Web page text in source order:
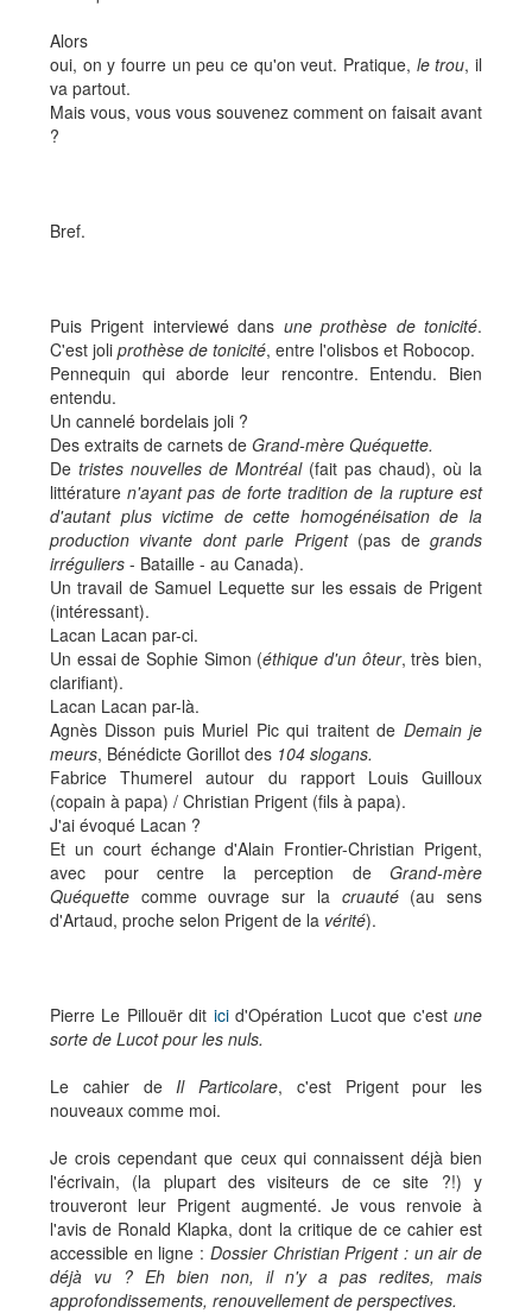
Alors
oui, on y fourre un peu ce qu'on veut. Pratique, le trou, il
va partout.
Mais vous, vous vous souvenez comment on faisait avant
?
Bref.
Puis Prigent interviewé dans une prothèse de tonicité.
C'est joli prothèse de tonicité, entre l'olisbos et Robocop.
Pennequin qui aborde leur rencontre. Entendu. Bien
entendu.
Un cannelé bordelais joli ?
Des extraits de carnets de Grand-mère Quéquette.
De tristes nouvelles de Montréal (fait pas chaud), où la
littératuren'ayant pas de forte tradition de la rupture est
d'autant plus victime de cette homogénéisation de la
production vivante dont parle Prigent (pas degrands
irréguliers - Bataille - au Canada).
Un travail de Samuel Lequette sur les essais de Prigent
(intéressant).
Lacan Lacan par-ci.
Un essai de Sophie Simon (éthique d'un ôteur, très bien,
clarifiant).
Lacan Lacan par-là.
Agnès Disson puis Muriel Pic qui traitent de Demain je
meurs, Bénédicte Gorillot des 104 slogans.
Fabrice Thumerel autour du rapport Louis Guilloux
(copain à papa) / Christian Prigent (fils à papa).
J'ai évoqué Lacan ?
Et un court échange d'Alain Frontier-Christian Prigent,
avec pour centre la perception de Grand-mère
Quéquette comme ouvrage sur la cruauté(au sens
d'Artaud, proche selon Prigent de la vérité).
Pierre Le Pillouër dit icid'Opération Lucot que c'estune
sorte de Lucot pour les nuls.
Le cahier deIl Particolare, c'est Prigent pour les
nouveaux comme moi.
Je crois cependant que ceux qui connaissent déjà bien
l'écrivain, (la plupart des visiteurs de ce site ?!) y
trouveront leur Prigent augmenté. Je vous renvoie à
l'avis de Ronald Klapka, dont la critique de ce cahier est
accessible en ligne : Dossier Christian Prigent : un air de
déjà vu ? Eh bien non, il n'y a pas redites, mais
approfondissements, renouvellement de perspectives.